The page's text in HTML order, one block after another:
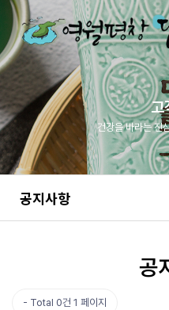
고
건강을 바라는 진
공지사항
공
Total 0건 1 페이지